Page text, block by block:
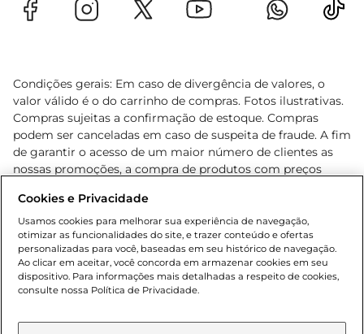
Condições gerais: Em caso de divergência de valores, o
valor válido é o do carrinho de compras. Fotos ilustrativas.
Compras sujeitas a confirmação de estoque. Compras
podem ser canceladas em caso de suspeita de fraude. A fim
de garantir o acesso de um maior número de clientes as
nossas promoções, a compra de produtos com preços
cliente. Os preços, ofertas e condições são exclusivos para
o e-commerce e válidos durante o dia de hoje, podendo
sofrer alterações sem prévia notificação. Proibida a venda
de bebidas alcoólicas para menores de 18 anos, conforme
Lei n.º 8069/90, art. 81, inciso II (Estatuto da Criança e do
Adolescente). Preços e condições exclusivos para o
aviso prévio. O valor mínimo para as compras on-line é de
Cookies e Privacidade
Usamos cookies para melhorar sua experiência de navegação,
otimizar as funcionalidades do site, e trazer conteúdo e ofertas
personalizadas para você, baseadas em seu histórico de navegação.
Ao clicar em aceitar, você concorda em armazenar cookies em seu
dispositivo. Para informações mais detalhadas a respeito de cookies,
consulte nossa Política de Privacidade.